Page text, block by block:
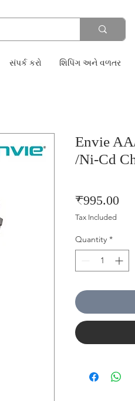
સંપર્ક કરો શિપિંગ અને વળતર
Envie
/Ni-Cd
₹995.00
Tax Included
Quantity *